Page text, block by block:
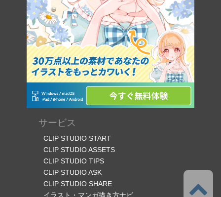
サービス
CLIP STUDIO START
CLIP STUDIO ASSETS
CLIP STUDIO TIPS
CLIP STUDIO ASK
CLIP STUDIO SHARE
イラスト・マンガ描き方ナビ